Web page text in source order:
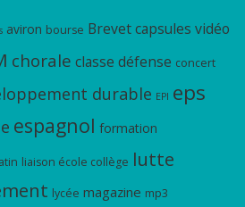
aviron bourse Brevetcapsules vidéo
chorale classe défense concert
durable EPI eps
espagnol formation
liaison école collège lutte
lycée magazine mp3